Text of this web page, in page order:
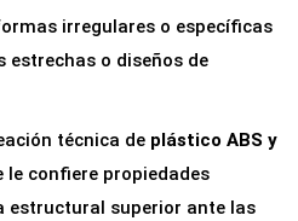
irregulares o específicas
estrechas o diseños de
técnica de plástico ABS y
le confiere propiedades
estructural superior ante las